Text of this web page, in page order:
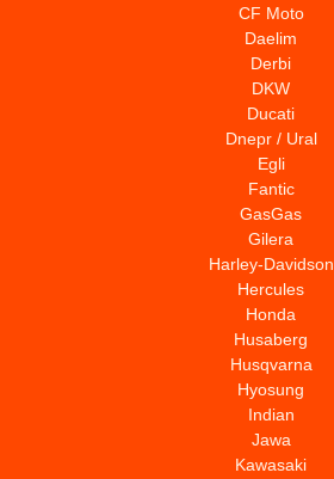
CF Moto
Daelim
Derbi
DKW
Ducati
Dnepr / Ural
Egli
Fantic
GasGas
Gilera
Harley-Davidson
Hercules
Honda
Husaberg
Husqvarna
Hyosung
Indian
Jawa
Kawasaki